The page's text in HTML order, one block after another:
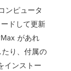
ンピュータ
ドして更新
があれ
り、付属の
インストー